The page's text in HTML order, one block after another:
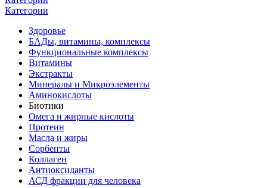
Категории
Здоровье
БАДы, витамины, комплексы
Функциональные комплексы
Витамины
Экстракты
Минералы и Микроэлементы
Аминокислоты
Биотики
Омега и жирные кислоты
Протеин
Масла и жиры
Сорбенты
Коллаген
Антиоксиданты
АСД фракции для человека